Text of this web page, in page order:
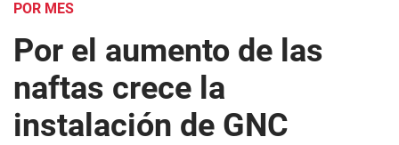
POR MES
Por el aumento de las
naftas crece la
instalación de GNC